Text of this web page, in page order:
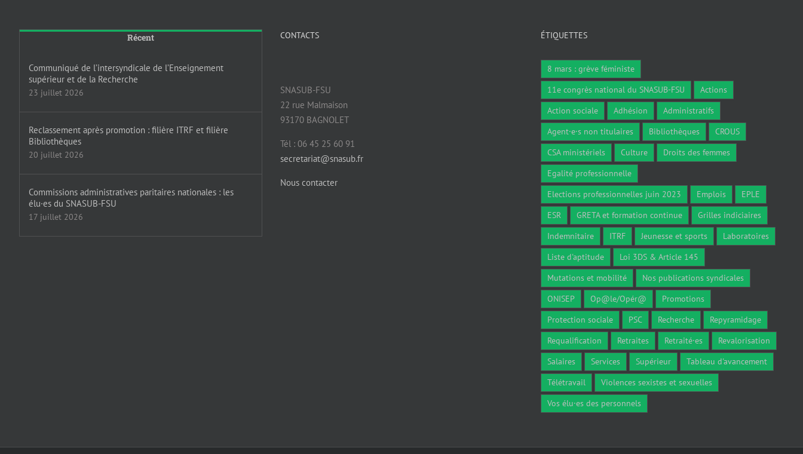
Récent
Communiqué de l’intersyndicale de l’Enseignement
supérieur et de la Recherche
23 juillet 2026
Reclassement après promotion : filière ITRF et filière
Bibliothèques
20 juillet 2026
Commissions administratives paritaires nationales : les
élu·es du SNASUB-FSU
17 juillet 2026
CONTACTS
SNASUB-FSU
22 rue Malmaison
93170 BAGNOLET
Tél : 06 45 25 60 91
secretariat@snasub.fr
Nous contacter
ÉTIQUETTES
8 mars : grève féministe
11e congrès national du SNASUB-FSU
Actions
Action sociale
Adhésion
Administratifs
Agent·e·s non titulaires
Bibliothèques
CROUS
CSA ministériels
Culture
Droits des femmes
Egalité professionnelle
Elections professionnelles juin 2023
Emplois
EPLE
ESR
GRETA et formation continue
Grilles indiciaires
Indemnitaire
ITRF Jeunesse et sports
Laboratoires
Liste d'aptitude
Loi 3DS & Article 145
Mutations et mobilité
Nos publications syndicales
ONISEP
Op@le/Opér@
Promotions
Protection sociale
PSC Recherche
Repyramidage
Requalification
Retraites Retraité·es
Revalorisation
Salaires
Services Supérieur
Tableau d'avancement
Télétravail
Violences sexistes et sexuelles
Vos élu·es des personnels